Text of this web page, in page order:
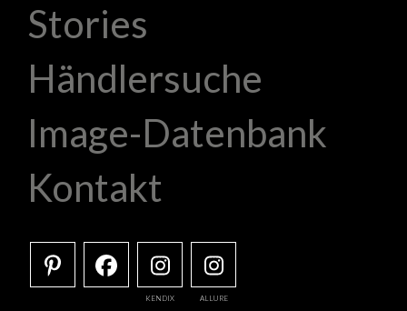
Stories
Händlersuche
Image-Datenbank
Kontakt
KENDIX ALLURE